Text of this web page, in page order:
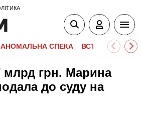
АНОМАЛЬНА СПЕКА ВСТУПНА
млрд грн. Марина
до суду на